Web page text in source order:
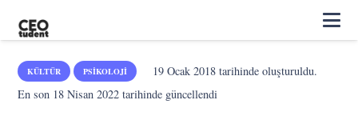
KÜLTÜR PSIKOLOJI 19 Ocak 2018tarihinde oluşturuldu.
En son 18 Nisan 2022 tarihinde güncellendi